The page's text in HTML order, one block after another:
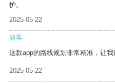
护。
2025-05-22
游客
这款app的路线规划非常精准，让我
2025-05-22